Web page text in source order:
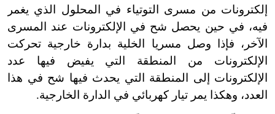
إلكترونات من مسرى التوتياء في المحلول الذي يغمر
فيه، في حين يحصل شح في الإلكترونات عند المسرى
الآخر، فإذا وصل مسريا الخلية بدارة خارجية تحركت
الإلكترونات من المنطقة التي يفيض فيها عدد
الإلكترونات إلى المنطقة التي يحدث فيها شح في هذا
العدد، وهكذا يمر تيار كهربائي في الدارة الخارجية.